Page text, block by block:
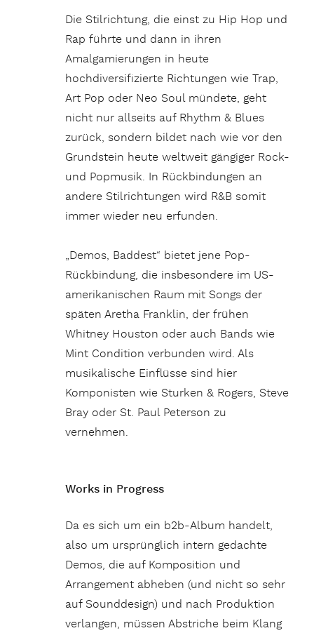
Die Stilrichtung, die einst zu Hip Hop und
Rap führte und dann in ihren
Amalgamierungen in heute
hochdiversifizierte Richtungen wie Trap,
Art Pop oder Neo Soul mündete, geht
nicht nur allseits auf Rhythm & Blues
zurück, sondern bildet nach wie vor den
Grundstein heute weltweit gängiger Rock-
und Popmusik. In Rückbindungen an
andere Stilrichtungen wird R&B somit
immer wieder neu erfunden.
„Demos, Baddest“ bietet jene Pop-
Rückbindung, die insbesondere im US-
amerikanischen Raum mit Songs der
späten Aretha Franklin, der frühen
Whitney Houston oder auch Bands wie
Mint Condition verbunden wird. Als
musikalische Einflüsse sind hier
Komponisten wie Sturken & Rogers, Steve
Bray oder St. Paul Peterson zu
vernehmen.
Works in Progress
Da es sich um ein b2b-Album handelt,
also um ursprünglich intern gedachte
Demos, die auf Komposition und
Arrangement abheben (und nicht so sehr
auf Sounddesign) und nach Produktion
verlangen, müssen Abstriche beim Klang